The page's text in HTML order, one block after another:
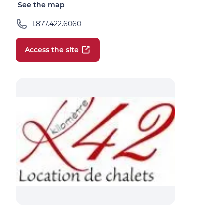
See the map
1.877.422.6060
Access the site